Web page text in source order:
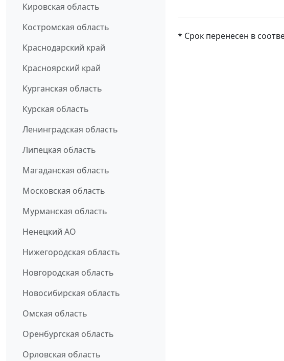
Кировская область
Костромская область
Краснодарский край
Красноярский край
Курганская область
Курская область
Ленинградская область
Липецкая область
Магаданская область
Московская область
Мурманская область
Ненецкий АО
Нижегородская область
Новгородская область
Новосибирская область
Омская область
Оренбургская область
Орловская область
* Срок перенесен в